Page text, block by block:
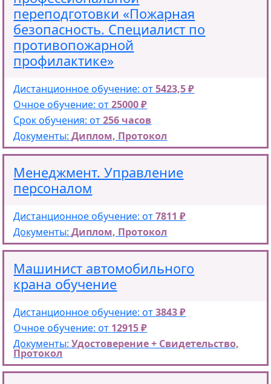
переподготовки «Пожарная
безопасность. Специалист по
противопожарной
профилактике»
Дистанционное обучение: от5423,5 ₽
Очное обучение: от25000 ₽
Срок обучения: от256 часов
Документы:Диплом, Протокол
Менеджмент. Управление
персоналом
Дистанционное обучение: от7811 ₽
Документы:Диплом, Протокол
Машинист автомобильного
крана обучение
Дистанционное обучение: от3843 ₽
Очное обучение: от 12915 ₽
Документы:Удостоверение + Свидетельство,
Протокол